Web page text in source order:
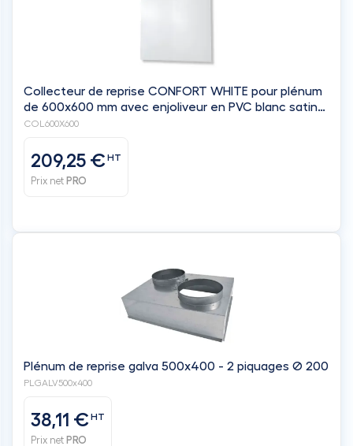
Collecteur de reprise CONFORT WHITE pour plénum
de 600x600 mm avec enjoliveur en PVC blanc satiné
de 760x760 mm - filtre inclus - BAILLINDUSTRIE
COL600X600
209,25 €HT
Prix net PRO
Plénum de reprise galva 500x400 - 2 piquages Ø 200
PLGALV500x400
38,11 €HT
Prix net PRO